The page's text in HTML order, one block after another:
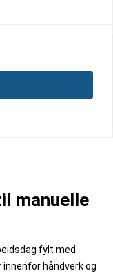
manuelle
fylt med
innenfor håndverk og